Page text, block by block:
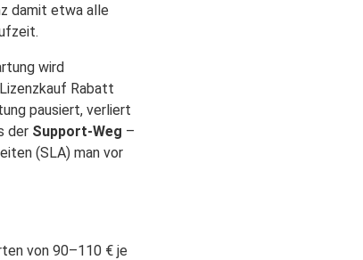
damit etwa alle
wird
Rabatt
pausiert, verliert
der Support-Weg –
(SLA) man vor
von 90–110 € je